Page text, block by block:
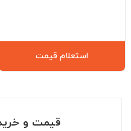
استعلام قیمت
قیمت و خرید